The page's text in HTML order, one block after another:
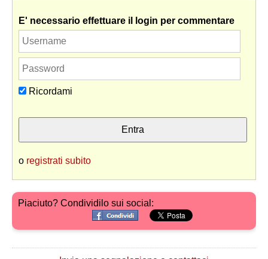
E' necessario effettuare il login per commentare
Ricordami
o registrati subito
Piaciuto? Condividilo sui social: